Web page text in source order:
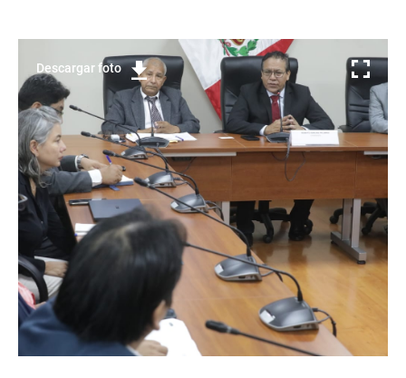
Descargar foto